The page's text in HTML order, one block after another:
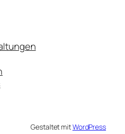
Gestaltet mitWordPress